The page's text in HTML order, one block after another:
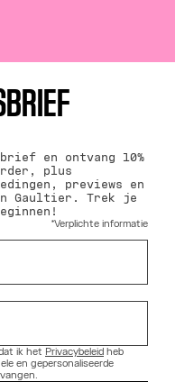
en ontvang 10%
plus
previews en
Gaultier. Trek je
*Verplichte informatie
ik het Privacybeleid heb
en gepersonaliseerde